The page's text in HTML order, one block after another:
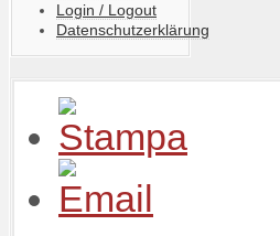
Login / Logout
Datenschutzerklärung